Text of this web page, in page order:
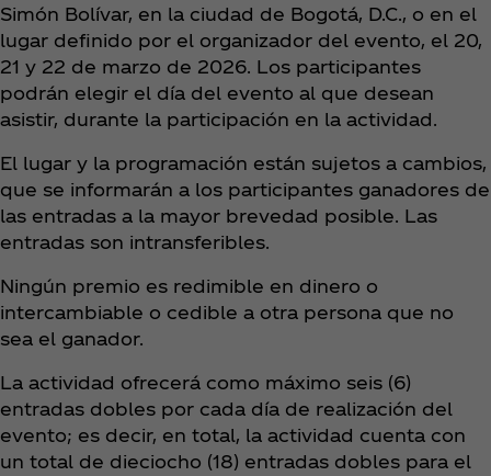
Simón Bolívar, en la ciudad de Bogotá, D.C., o en el
lugar definido por el organizador del evento, el 20,
21 y 22 de marzo de 2026. Los participantes
podrán elegir el día del evento al que desean
asistir, durante la participación en la actividad.
El lugar y la programación están sujetos a cambios,
que se informarán a los participantes ganadores de
las entradas a la mayor brevedad posible. Las
entradas son intransferibles.
Ningún premio es redimible en dinero o
intercambiable o cedible a otra persona que no
sea el ganador.
La actividad ofrecerá como máximo seis (6)
entradas dobles por cada día de realización del
evento; es decir, en total, la actividad cuenta con
un total de dieciocho (18) entradas dobles para el